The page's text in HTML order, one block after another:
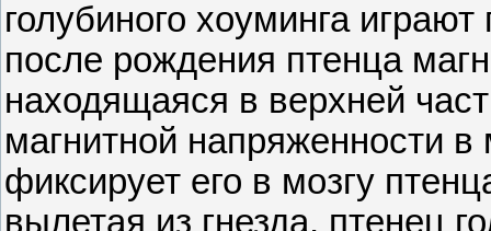
голубиного хоуминга
после рождения птенца
находящаяся в верхней
магнитной напряженности
фиксирует его в мозгу
вылетая из гнезда, птенец